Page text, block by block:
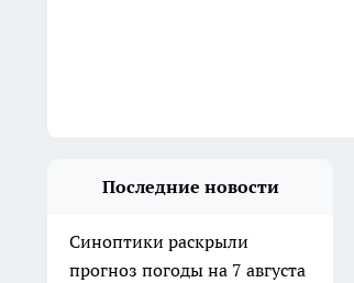
Последние новости
Синоптики раскрыли
прогноз погоды на 7 августа